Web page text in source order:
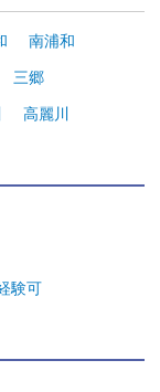
南浦和
三郷
高麗川
験可